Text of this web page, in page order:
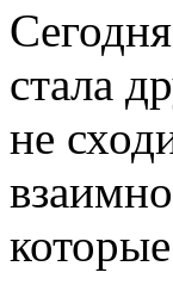
стала
не